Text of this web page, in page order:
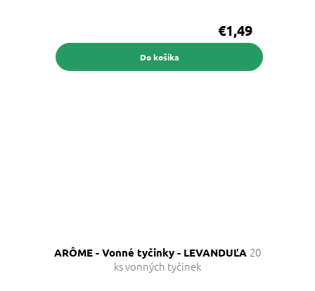
€1,49
Do košíka
ARÔME - Vonné tyčinky - LEVANDUĽA 20
ks vonných tyčinek